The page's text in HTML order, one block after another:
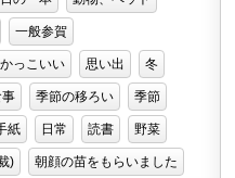
一般参賀
かっこいい 思い出 冬
季節の移ろい 季節
紙 日常 読書 野菜
) 朝顔の苗をもらいました